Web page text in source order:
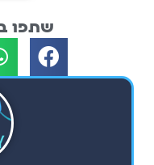
שתפו